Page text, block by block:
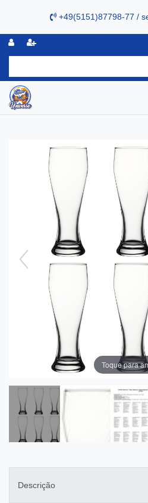
+49(5151)87798-77 /
Toque para
Descrição